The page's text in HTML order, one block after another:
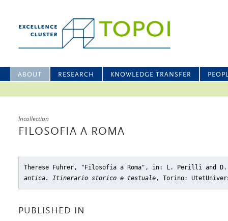
ABOUT RESEARCH KNOWLEDGE TRANSFER
Incollection
FILOSOFIA A ROMA
Therese Fuhrer, "Filosofia a Roma" , in: L. Perilli and D.
antica. Itinerario storico e testuale, Torino:
PUBLISHED IN